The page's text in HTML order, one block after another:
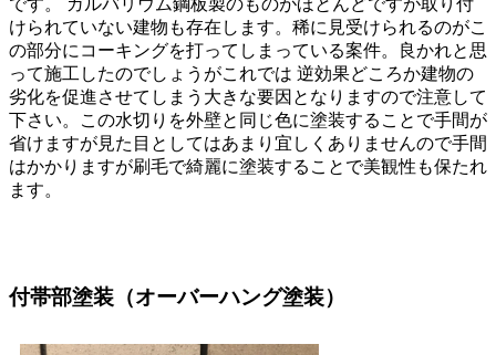
です。 ガルバリウム鋼板製のものがほとんどですが取り付
けられていない建物も存在します。稀に見受けられるのがこ
の部分にコーキングを打ってしまっている案件。良かれと思
って施工したのでしょうがこれでは 逆効果どころか建物の
劣化を促進させてしまう大きな要因となりますので注意して
下さい。この水切りを外壁と同じ色に塗装することで手間が
省けますが見た目としてはあまり宜しくありませんので手間
はかかりますが刷毛で綺麗に塗装することで美観性も保たれ
ます。
付帯部塗装（オーバーハング塗装）